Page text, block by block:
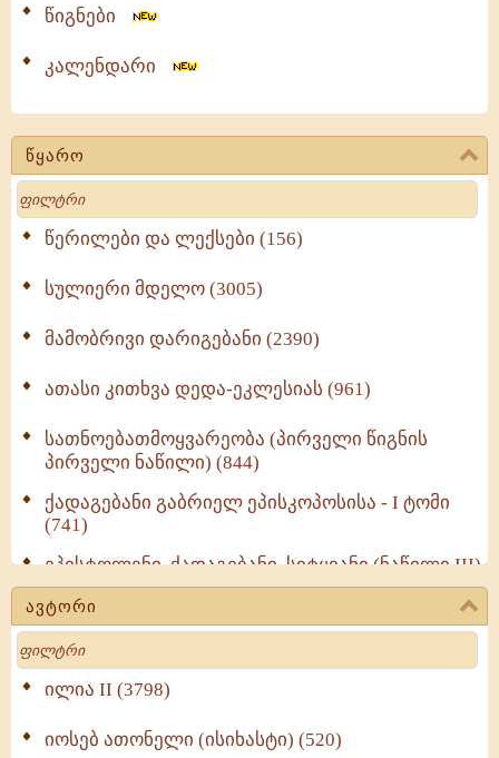
წიგნები
კალენდარი
წყარო
Search
წერილები და ლექსები (156)
სულიერი მდელო (3005)
მამობრივი დარიგებანი (2390)
ათასი კითხვა დედა-ეკლესიას (961)
სათნოებათმოყვარეობა (პირველი წიგნის
პირველი ნაწილი) (844)
ქადაგებანი გაბრიელ ეპისკოპოსისა - I ტომი
(741)
ეპისტოლენი, ქადაგებანი, სიტყვანი (ნაწილი III)
(723)
მოძღვრის ძალზე სასარგებლო რჩევები
მრევლისათვის (545)
Wisdomge (514)
ქადაგებანი გაბრიელ ეპისკოპოსისა - II ტომი
ავტორი
Search
ილია II (3798)
იოსებ ათონელი (ისიხასტი) (520)